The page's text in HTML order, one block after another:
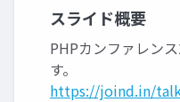
スライド概要
PHPカンファレン
す。
https://joind.in/